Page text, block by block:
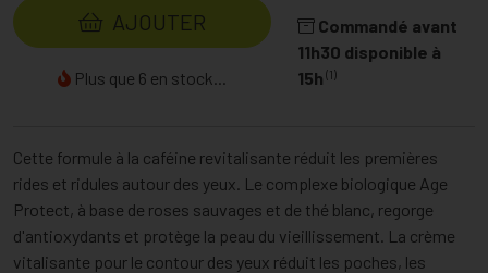
AJOUTER
Plus que 6 en stock...
Commandé avant
11h30 disponible à
15h (1)
Cette formule à la caféine revitalisante réduit les premières
rides et ridules autour des yeux. Le complexe biologique Age
Protect, à base de roses sauvages et de thé blanc, regorge
d'antioxydants et protège la peau du vieillissement. La crème
vitalisante pour le contour des yeux réduit les poches, les